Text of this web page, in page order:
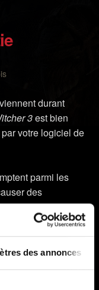
des annonces
durant
3est bien
votre logiciel de
parmi les
des
Defender.